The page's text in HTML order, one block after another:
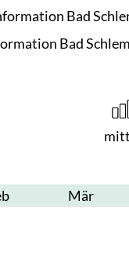
Bad
Bad
Mär